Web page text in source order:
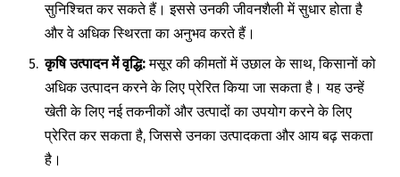
सुनिश्चित कर सकते हैं। इससे उनकी जीवनशैली में सुधार होता है
और वे अधिक स्थिरता का अनुभव करते हैं।
कृषि उत्पादन में वृद्धि:मसूर की कीमतों में उछाल के साथ, किसानों को
अधिक उत्पादन करने के लिए प्रेरित किया जा सकता है। यह उन्हें
खेती के लिए नई तकनीकों और उत्पादों का उपयोग करने के लिए
प्रेरित कर सकता है, जिससे उनका उत्पादकता और आय बढ़ सकता
है।